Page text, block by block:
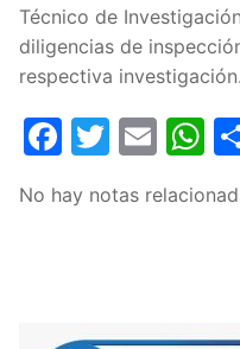
Técnico de
diligencias de
respectiva investigación.
Facebook
Twitter
No hay notas